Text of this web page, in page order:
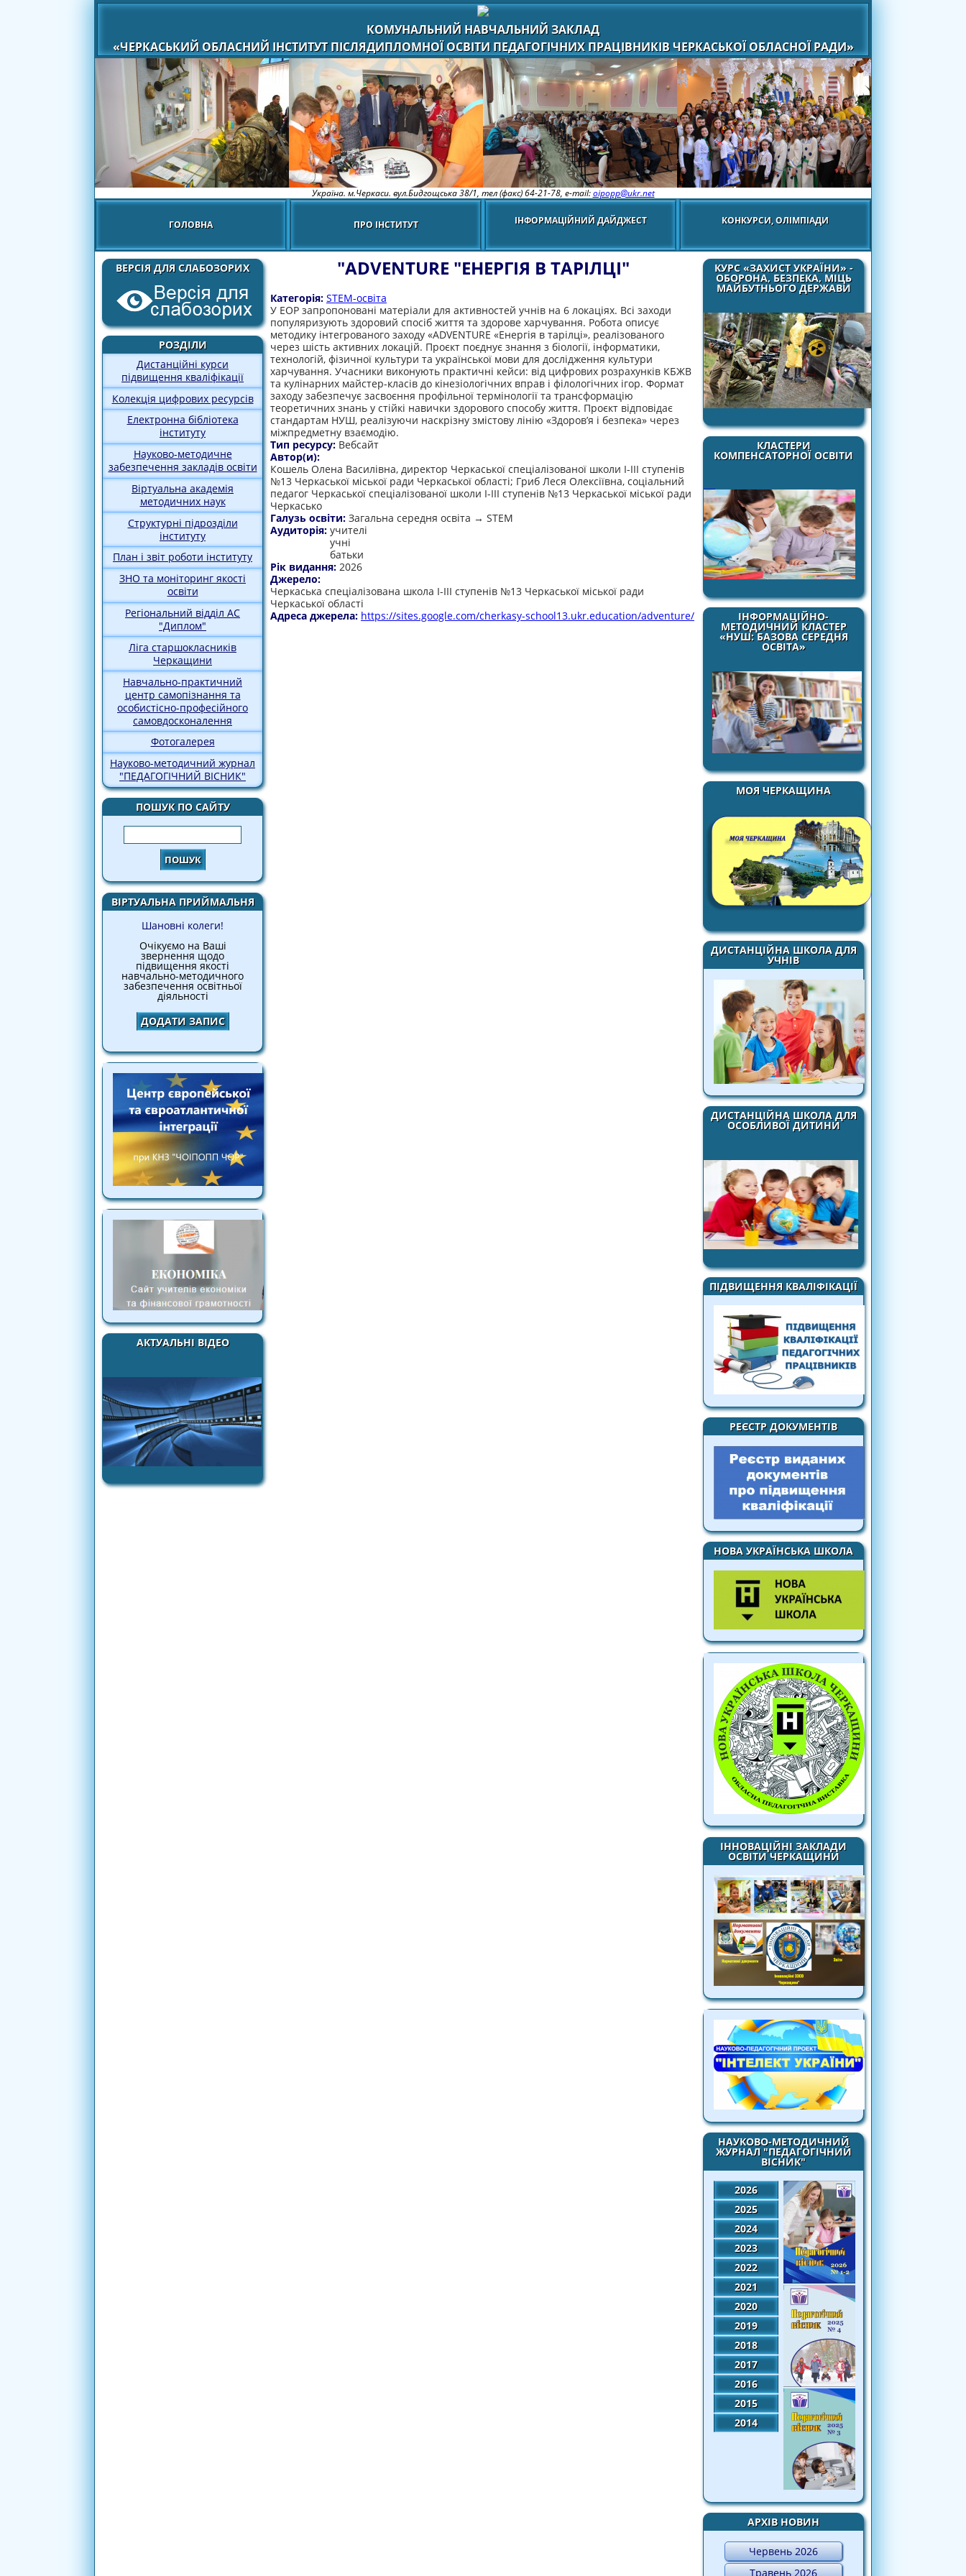
КОМУНАЛЬНИЙ НАВЧАЛЬНИЙ ЗАКЛАД
«ЧЕРКАСЬКИЙ ОБЛАСНИЙ ІНСТИТУТ ПІСЛЯДИПЛОМНОЇ ОСВІТИ ПЕДАГОГІЧНИХ ПРАЦІВНИКІВ ЧЕРКАСЬКОЇ ОБЛАСНОЇ РАДИ»
Україна. м.Черкаси. вул.Бидгощська 38/1, тел (факс) 64-21-78, e-mail:oipopp@ukr.net
ГОЛОВНА ПРО ІНСТИТУТ ІНФОРМАЦІЙНИЙ ДАЙДЖЕСТ КОНКУРСИ, ОЛІМПІАДИ
ВЕРСІЯ ДЛЯ СЛАБОЗОРИХ
РОЗДІЛИ
Дистанційні курси
підвищення кваліфікації
Колекція цифрових ресурсів
Електронна бібліотека
інституту
Науково-методичне
забезпечення закладів освіти
Віртуальна академія
методичних наук
Структурні підрозділи
інституту
План і звіт роботи інституту
ЗНО та моніторинг якості
освіти
Регіональний відділ АС
"Диплом"
Ліга старшокласників
Черкащини
Навчально-практичний
центр самопізнання та
особистісно-професійного
самовдосконалення
Фотогалерея
Науково-методичний журнал
"ПЕДАГОГІЧНИЙ ВІСНИК"
ПОШУК ПО САЙТУ
Пошук
ВІРТУАЛЬНА ПРИЙМАЛЬНЯ
Шановні колеги!
Очікуємо на Ваші
звернення щодо
підвищення якості
навчально-методичного
забезпечення освітньої
діяльності
ДОДАТИ ЗАПИС
АКТУАЛЬНІ ВІДЕО
КУРС «ЗАХИСТ УКРАЇНИ» -
ОБОРОНА, БЕЗПЕКА, МІЦЬ
МАЙБУТНЬОГО ДЕРЖАВИ
КЛАСТЕРИ
КОМПЕНСАТОРНОЇ ОСВІТИ
ІНФОРМАЦІЙНО-
МЕТОДИЧНИЙ КЛАСТЕР
«НУШ: БАЗОВА СЕРЕДНЯ
ОСВІТА»
МОЯ ЧЕРКАЩИНА
ДИСТАНЦІЙНА ШКОЛА ДЛЯ
УЧНІВ
ДИСТАНЦІЙНА ШКОЛА ДЛЯ
ОСОБЛИВОЇ ДИТИНИ
ПІДВИЩЕННЯ КВАЛІФІКАЦІЇ
РЕЄСТР ДОКУМЕНТІВ
НОВА УКРАЇНСЬКА ШКОЛА
ІННОВАЦІЙНІ ЗАКЛАДИ
ОСВІТИ ЧЕРКАЩИНИ
НАУКОВО-МЕТОДИЧНИЙ
ЖУРНАЛ "ПЕДАГОГІЧНИЙ
ВІСНИК"
2026
2025
2024
2023
2022
2021
2020
2019
2018
2017
2016
2015
2014
АРХІВ НОВИН
Червень 2026
Травень 2026
"ADVENTURE "ЕНЕРГІЯ В ТАРІЛЦІ"
Категорія: STEM-освіта
У ЕОР запропоновані матеріали для активностей учнів на 6 локаціях. Всі заходи
популяризують здоровий спосіб життя та здорове харчування. Робота описує
методику інтегрованого заходу «ADVENTURE «Енергія в тарілці», реалізованого
через шість активних локацій. Проєкт поєднує знання з біології, інформатики,
технологій, фізичної культури та української мови для дослідження культури
харчування. Учасники виконують практичні кейси: від цифрових розрахунків КБЖВ
та кулінарних майстер-класів до кінезіологічних вправ і філологічних ігор. Формат
заходу забезпечує засвоєння профільної термінології та трансформацію
теоретичних знань у стійкі навички здорового способу життя. Проєкт відповідає
стандартам НУШ, реалізуючи наскрізну змістову лінію «Здоров’я і безпека» через
міжпредметну взаємодію.
Тип ресурсу: Вебсайт
Автор(и):
Кошель Олена Василівна, директор Черкаської спеціалізованої школи І-ІІІ ступенів
№13 Черкаської міської ради Черкаської області; Гриб Леся Олексіївна, соціальний
педагог Черкаської спеціалізованої школи І-ІІІ ступенів №13 Черкаської міської ради
Черкасько
Галузь освіти: Загальна середня освіта → STEM
Аудиторія: учителі
учні
батьки
Рік видання: 2026
Джерело:
Черкаська спеціалізована школа І-ІІІ ступенів №13 Черкаської міської ради
Черкаської області
Адреса джерела: https://sites.google.com/cherkasy-school13.ukr.education/adventure/